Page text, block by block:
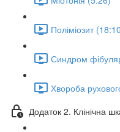
Поліміозит
Синдром
Хвороба
Додаток 2. Клінічна